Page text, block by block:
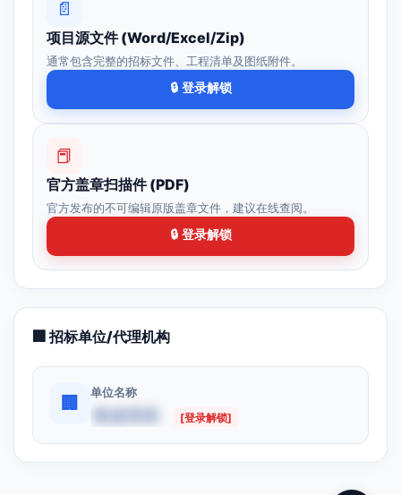
📄
项目源文件 (Word/Excel/Zip)
通常包含完整的招标文件、工程清单及图纸附件。
🔒 登录解锁
📕
官方盖章扫描件 (PDF)
官方发布的不可编辑原版盖章文件，建议在线查阅。
🔒 登录解锁
🏢 招标单位/代理机构
🏢
单位名称
[登录解锁]